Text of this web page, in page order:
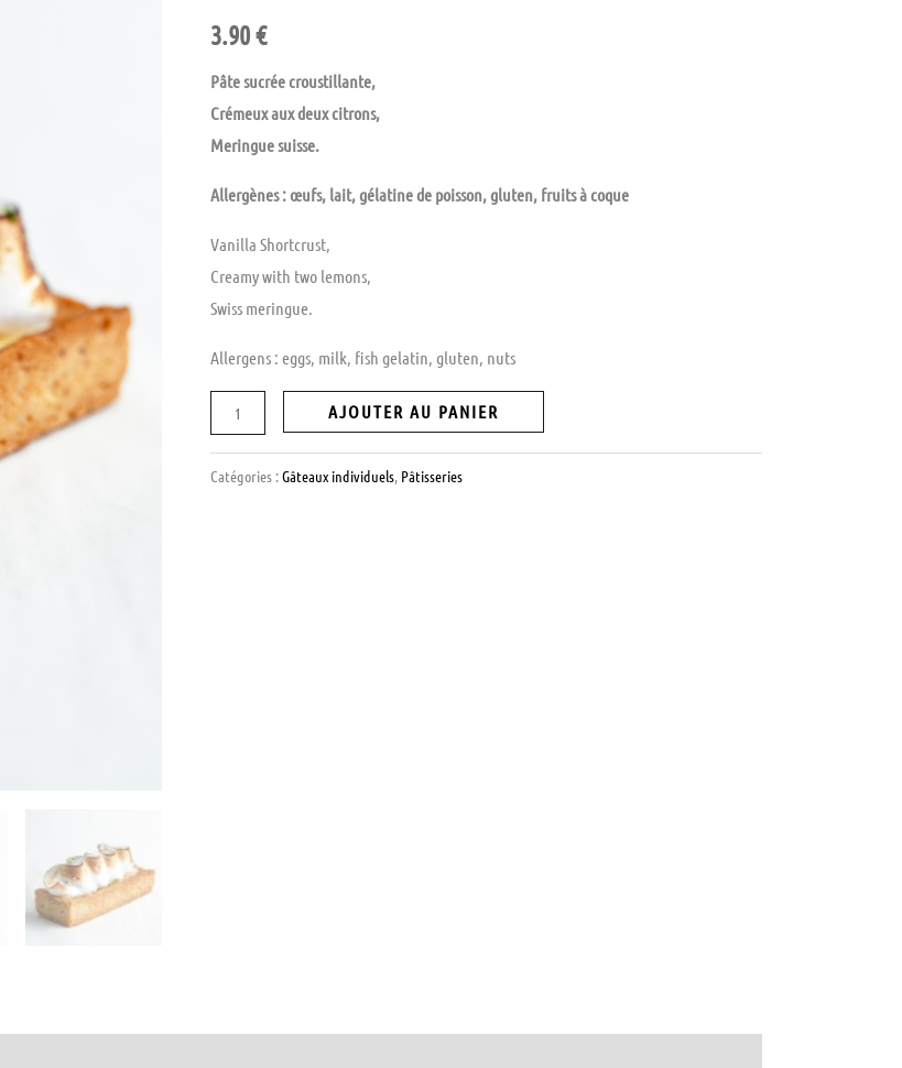
3.90€
Pâte sucrée croustillante,
Crémeux aux deux citrons,
Meringue suisse.
Allergènes : œufs, lait, gélatine de poisson, gluten, fruits à coque
Vanilla Shortcrust,
Creamy with two lemons,
Swiss meringue.
Allergens : eggs, milk, fish gelatin, gluten, nuts
MERINGUÉE
AJOUTER AU PANIER
Catégories :Gâteaux individuels, Pâtisseries